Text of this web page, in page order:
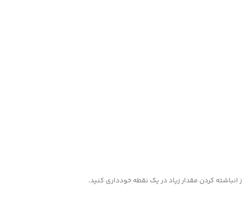
انباشته کردن مقدار زیاد در یک نقطه خودداری کنید.